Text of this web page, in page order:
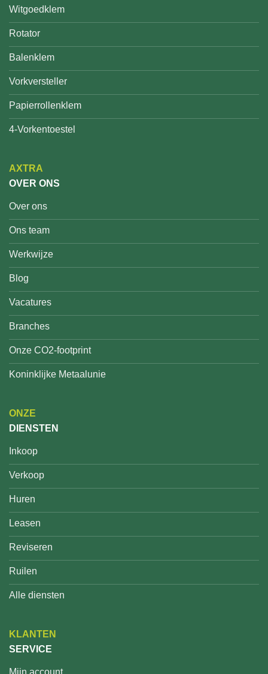
Witgoedklem
Rotator
Balenklem
Vorkversteller
Papierrollenklem
4-Vorkentoestel
AXTRA
OVER ONS
Over ons
Ons team
Werkwijze
Blog
Vacatures
Branches
Onze CO2-footprint
Koninklijke Metaalunie
ONZE
DIENSTEN
Inkoop
Verkoop
Huren
Leasen
Reviseren
Ruilen
Alle diensten
KLANTEN
SERVICE
Mijn account